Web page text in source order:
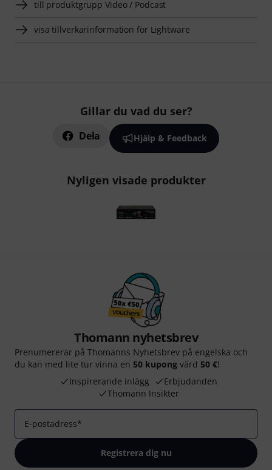
till produktgrupp Video / Podcast
visa tillverkarinformation för Lightware
Gillar du vad du ser?
Dela Hjälp & Feedback
Nyligen visade produkter
Thomann nyhetsbrev
Prenumererar på Thomanns Nyhetsbrev på engelska och
du kan med lite tur vinna en 50 kupong värd 50 €!
Inspirerande inlägg
Erbjudanden
Thomann Insikter
E-postadress*
Registrera dig nu